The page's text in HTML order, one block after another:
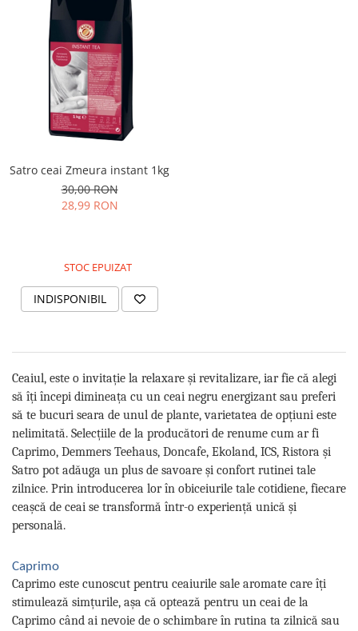
Satro ceai Zmeura instant 1kg
30,00 RON
28,99 RON
STOC EPUIZAT
INDISPONIBIL
Ceaiul, este o invitație la relaxare și revitalizare, iar fie că alegi
să îți începi dimineața cu un ceai negru energizant sau preferi
să te bucuri seara de unul de plante, varietatea de opțiuni este
nelimitată. Selecțiile de la producători de renume cum ar fi
Caprimo, Demmers Teehaus, Doncafe, Ekoland, ICS, Ristora și
Satro pot adăuga un plus de savoare și confort rutinei tale
zilnice. Prin introducerea lor în obiceiurile tale cotidiene, fiecare
ceașcă de ceai se transformă într-o experiență unică și
personală.
Caprimo
Caprimo este cunoscut pentru ceaiurile sale aromate care îți
stimulează simțurile, așa că optează pentru un ceai de la
Caprimo când ai nevoie de o schimbare în rutina ta zilnică sau